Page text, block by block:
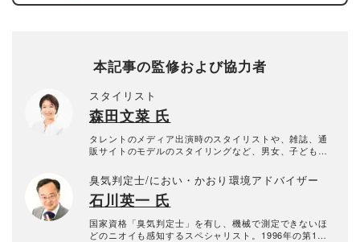
本記事の監修および協力者
スタイリスト
森田文菜 氏
タレントのメディア出演時のスタイリストや、雑誌、通
販サイトのモデルのスタイリングなど、男女、子ども問
コラムを中心としたライターや、雑誌をはじめテレビ番
組「ZIP」、「ヒルナンデス」（ともに日本テレビ）、
「1番だけが知っている」（TBS）、ラジオ番組「TOKY
O MORNING RADIO」（J-WAVE）に出演するなど、コ
メンテーターとしても活動中。
臭気判定士/におい・かおり環境アドバイザー
石川英一 氏
国家資格「臭気判定士」を有し、機械で測定できないほ
どのニオイも感知するスペシャリスト。1996年の第1回